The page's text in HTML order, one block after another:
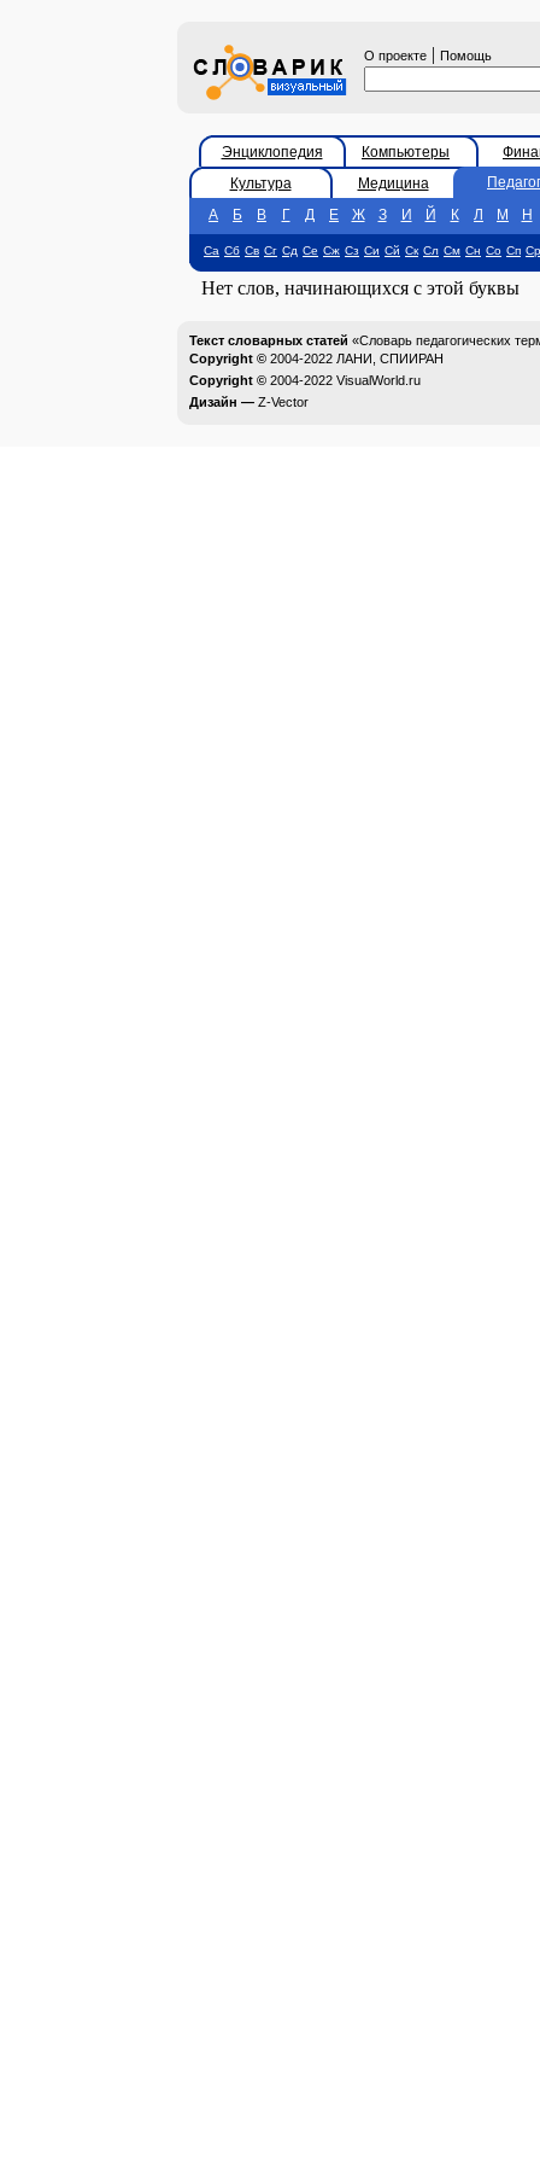
О проекте | Помощь
Энциклопедия Компьютеры
Культура
Медицина
А
Б В Г Д Е Ж З И Й К Л М Н
Са Сб Св Сг Сд Се Сж Сз Си Сй Ск Сл См Сн Со Сп Ср
Нет слов, начинающихся с этой буквы
Текст словарных статей «Словарь педагогических
Copyright © 2004-2022 ЛАНИ, СПИИРАН
Copyright © 2004-2022 VisualWorld.ru
Дизайн — Z-Vector